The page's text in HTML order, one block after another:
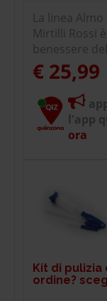
La linea
Mirtilli Rossi
benessere
€ 25,99
l'app
ora
Kit di pulizia
ordine?